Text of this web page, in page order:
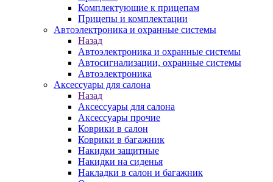
Комплектующие к прицепам
Прицепы и комплектации
Автоэлектроника и охранные системы
Назад
Автоэлектроника и охранные системы
Автосигнализации, охранные системы
Автоэлектроника
Аксессуары для салона
Назад
Аксессуары для салона
Аксессуары прочие
Коврики в салон
Коврики в багажник
Накидки защитные
Накидки на сиденья
Накладки в салон и багажник